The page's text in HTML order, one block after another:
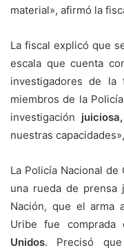
material», afirmó la
La fiscal explicó que
escala que cuenta
investigadores de la
miembros de la
investigación
nuestras
La Policía Nacional
una rueda de prensa
Nación, que el arma
Uribe fue
Unidos. Precisó